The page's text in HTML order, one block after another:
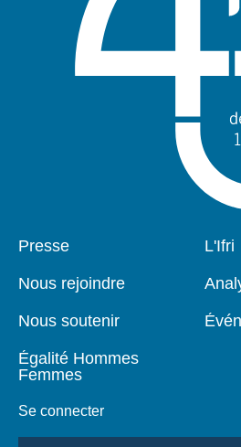
Pied
Presse
Nous rejoindre
Nous soutenir
Égalité Hommes
Femmes
Se connecter
L'Ifri